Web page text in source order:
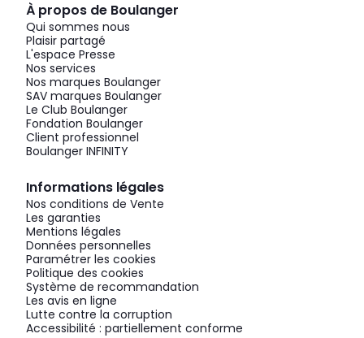
À propos de Boulanger
Qui sommes nous
Plaisir partagé
L'espace Presse
Nos services
Nos marques Boulanger
SAV marques Boulanger
Le Club Boulanger
Fondation Boulanger
Client professionnel
Boulanger INFINITY
Informations légales
Nos conditions de Vente
Les garanties
Mentions légales
Données personnelles
Paramétrer les cookies
Politique des cookies
Système de recommandation
Les avis en ligne
Lutte contre la corruption
Accessibilité : partiellement conforme